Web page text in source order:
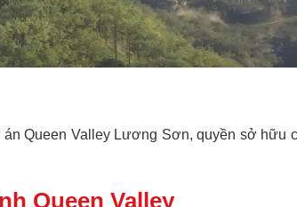
Queen Valley Lương Sơn, quyền sở hữu
Queen Valley